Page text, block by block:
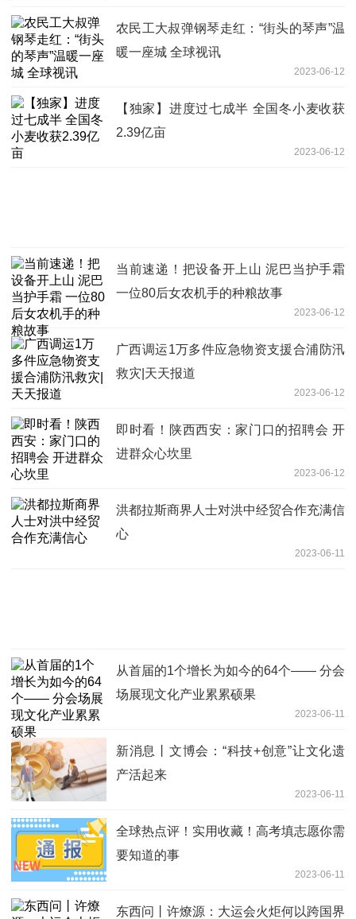
农民工大叔弹钢琴走红：“街头的琴声”温
暖一座城 全球视讯
2023-06-12
【独家】进度过七成半 全国冬小麦收获
2.39亿亩
2023-06-12
当前速递！把设备开上山 泥巴当护手霜
一位80后女农机手的种粮故事
2023-06-12
广西调运1万多件应急物资支援合浦防汛
救灾|天天报道
2023-06-12
即时看！陕西西安：家门口的招聘会 开
进群众心坎里
2023-06-12
洪都拉斯商界人士对洪中经贸合作充满信
心
2023-06-11
从首届的1个增长为如今的64个—— 分会
场展现文化产业累累硕果
2023-06-11
新消息丨文博会：“科技+创意”让文化遗
产活起来
2023-06-11
全球热点评！实用收藏！高考填志愿你需
要知道的事
2023-06-11
东西问丨许燎源：大运会火炬何以跨国界